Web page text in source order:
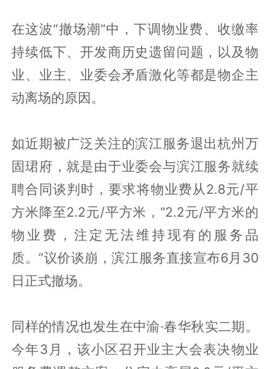
在这波“撤场潮”中，下调物业费、收缴率
持续低下、开发商历史遗留问题，以及物
业、业主、业委会矛盾激化等都是物企主
动离场的原因。
如近期被广泛关注的滨江服务退出杭州万
固珺府，就是由于业委会与滨江服务就续
聘合同谈判时，要求将物业费从2.8元/平
方米降至2.2元/平方米，“2.2元/平方米的
物业费，注定无法维持现有的服务品
质。”议价谈崩，滨江服务直接宣布6月30
日正式撤场。
同样的情况也发生在中渝·春华秋实二期。
今年3月，该小区召开业主大会表决物业